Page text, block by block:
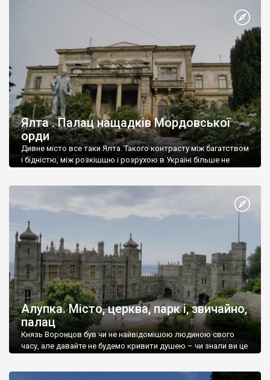
Ялта . Палац нащадків Мордовської
орди
Дивне місто все таки Ялта. Такого контрасту між багатством
і бідністю, між розкішшю і розрухою в Україні більше не
Алупка. Місто, церква, парк і, звичайно,
палац
Князь Воронцов був чи не найвідомішою людиною свого
часу, але давайте не будемо кривити душею – чи знали ви це